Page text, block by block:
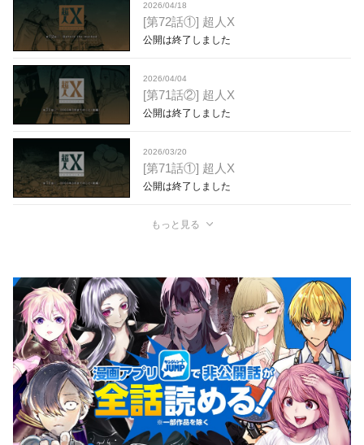
2026/04/18
[第72話①] 超人X
公開は終了しました
2026/04/04
[第71話②] 超人X
公開は終了しました
2026/03/20
[第71話①] 超人X
公開は終了しました
もっと見る